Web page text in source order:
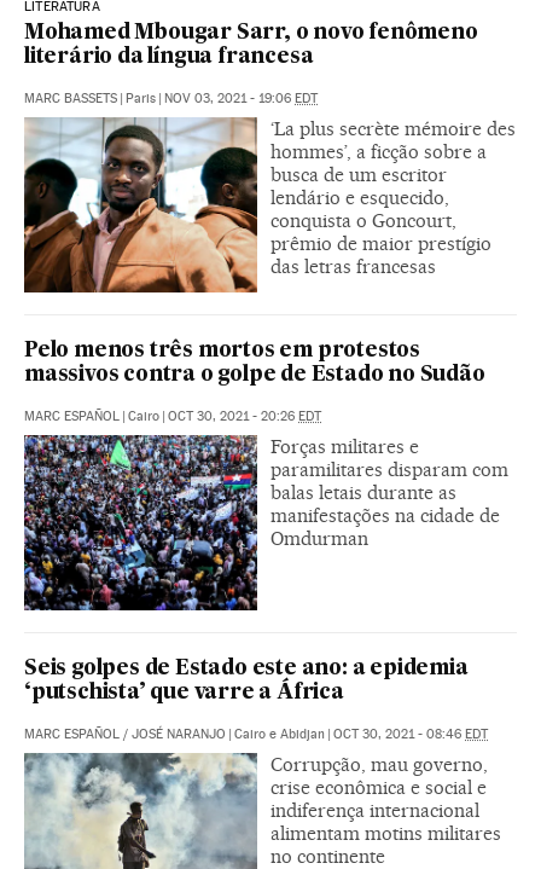
LITERATURA
Mohamed Mbougar Sarr, o novo fenômeno
literário da língua francesa
MARC BASSETS | Paris | NOV 03, 2021 - 19:06 EDT
‘La plus secrète mémoire des
hommes’, a ficção sobre a
busca de um escritor
lendário e esquecido,
conquista o Goncourt,
prêmio de maior prestígio
das letras francesas
Pelo menos três mortos em protestos
massivos contra o golpe de Estado no Sudão
MARC ESPAÑOL | Cairo | OCT 30, 2021 - 20:26 EDT
Forças militares e
paramilitares disparam com
balas letais durante as
manifestações na cidade de
Omdurman
Seis golpes de Estado este ano: a epidemia
‘putschista’ que varre a África
MARC ESPAÑOL / JOSÉ NARANJO | Cairo e Abidjan | OCT 30, 2021 - 08:46 EDT
Corrupção, mau governo,
crise econômica e social e
indiferença internacional
alimentam motins militares
no continente